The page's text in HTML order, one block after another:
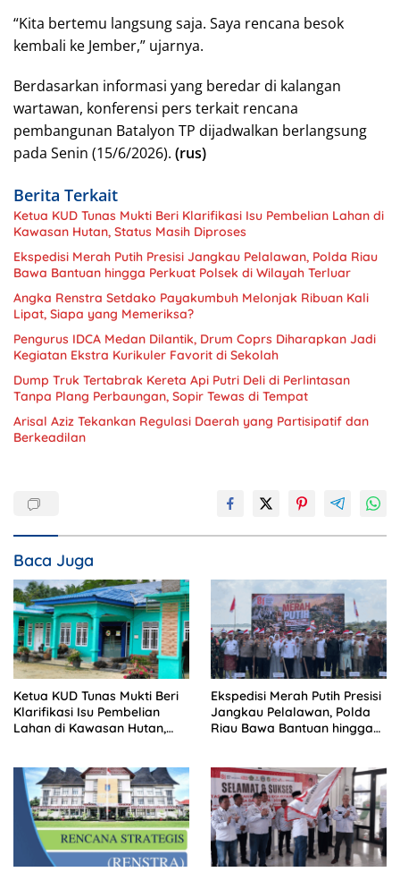
“Kita bertemu langsung saja. Saya rencana besok
kembali ke Jember,” ujarnya.
Berdasarkan informasi yang beredar di kalangan
wartawan, konferensi pers terkait rencana
pembangunan Batalyon TP dijadwalkan berlangsung
pada Senin (15/6/2026). (rus)
Berita Terkait
Ketua KUD Tunas Mukti Beri Klarifikasi Isu Pembelian Lahan di
Kawasan Hutan, Status Masih Diproses
Ekspedisi Merah Putih Presisi Jangkau Pelalawan, Polda Riau
Bawa Bantuan hingga Perkuat Polsek di Wilayah Terluar
Angka Renstra Setdako Payakumbuh Melonjak Ribuan Kali
Lipat, Siapa yang Memeriksa?
Pengurus IDCA Medan Dilantik, Drum Coprs Diharapkan Jadi
Kegiatan Ekstra Kurikuler Favorit di Sekolah
Dump Truk Tertabrak Kereta Api Putri Deli di Perlintasan
Tanpa Plang Perbaungan, Sopir Tewas di Tempat
Arisal Aziz Tekankan Regulasi Daerah yang Partisipatif dan
Berkeadilan
Baca Juga
Ketua KUD Tunas Mukti Beri
Klarifikasi Isu Pembelian
Lahan di Kawasan Hutan,
Ekspedisi Merah Putih Presisi
Jangkau Pelalawan, Polda
Riau Bawa Bantuan hingga